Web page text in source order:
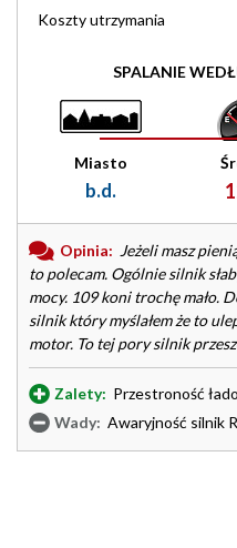
Koszty utrzymania
SPALANIE
Miasto
b.d.
Opinia: Jeżeli masz
to polecam. Ogólnie silnik
mocy. 109 koni trochę mało.
silnik który myślałem że to
motor. To tej pory silnik
Zalety: Przestroność
Wady: Awaryjność silnik